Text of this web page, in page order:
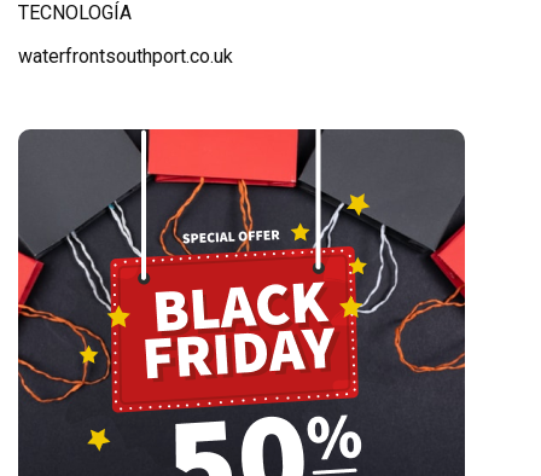
TECNOLOGÍA
waterfrontsouthport.co.uk